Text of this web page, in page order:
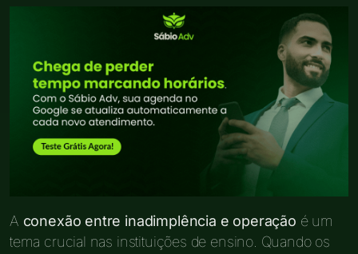
A conexão entre inadimplência e operação é um
tema crucial nas instituições de ensino. Quando os